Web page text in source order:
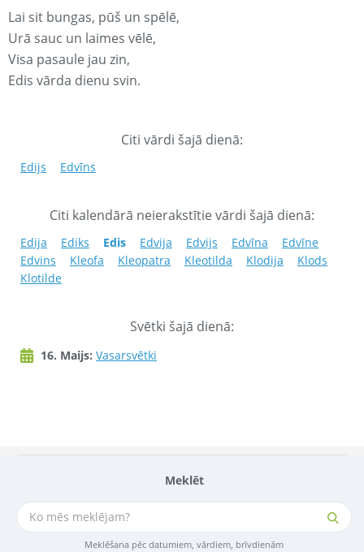
Meklēt
Meklēšana pēc datumiem, vārdiem, brīvdienām
Lai sit bungas, pūš un spēlē,
Urā sauc un laimes vēlē,
Visa pasaule jau zin,
Edis vārda dienu svin.
Citi vārdi šajā dienā:
Edijs Edvīns
Citi kalendārā neierakstītie vārdi šajā dienā:
Edija Ediks Edis Edvija Edvijs Edvīna
Edvīne
Edvins
Kleofa Kleopatra Kleotilda Klodija
Klods
Klotilde
Svētki šajā dienā:
16. Maijs: Vasarsvētki